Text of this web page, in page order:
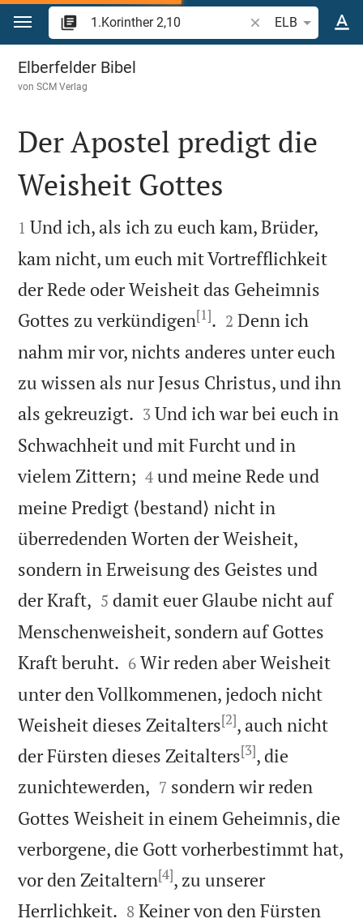
Zum Inhalt springen
Bibelstelle oder
ELB
1.Korinther 2
Elberfelder Bibel
vonSCM Verlag

Der Apostel predigt die
Weisheit Gottes

1 Und ich, als ich zu euch kam, Brüder,
kam nicht, um euch mit Vortrefflichkeit
der Rede oder Weisheit das Geheimnis
Gottes zu verkündigen[1]. 

2 Denn ich
nahm mir vor, nichts anderes unter euch
zu wissen als nur Jesus Christus, und ihn
als gekreuzigt. 

3 Und ich war bei euch in
Schwachheit und mit Furcht und in
vielem Zittern; 

4 und meine Rede und
meine Predigt ⟨bestand⟩ nicht in
überredenden Worten der Weisheit,
sondern in Erweisung des Geistes und
der Kraft, 

5 damit euer Glaube nicht auf
Menschenweisheit, sondern auf Gottes
Kraft beruht. 

6 Wir reden aber Weisheit
unter den Vollkommenen, jedoch nicht
Weisheit dieses Zeitalters[2], auch nicht
der Fürsten dieses Zeitalters[3], die
zunichtewerden, 

7 sondern wir reden
Gottes Weisheit in einem Geheimnis, die
verborgene, die Gott vorherbestimmt hat,
vor den Zeitaltern[4], zu unserer
Herrlichkeit. 

8 Keiner von den Fürsten